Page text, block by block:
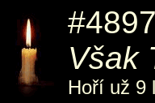
Však
Hoří už 9